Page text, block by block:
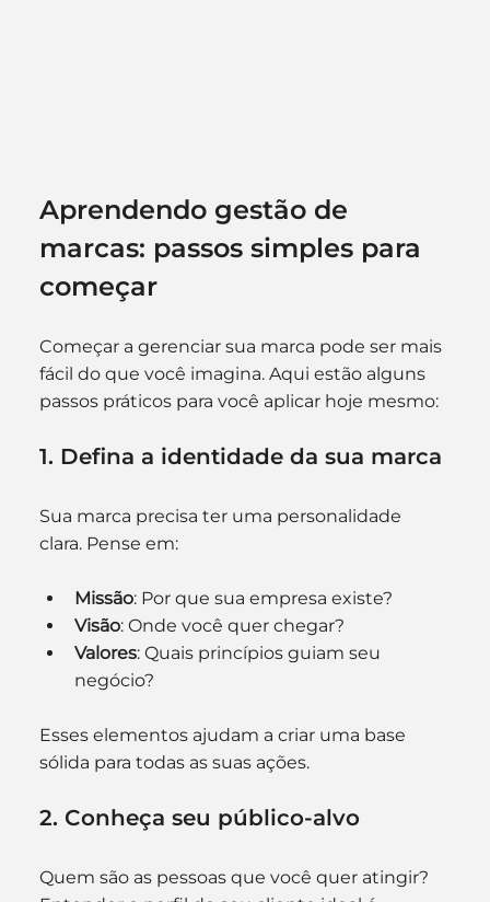
Aprendendo gestão de
marcas: passos simples para
começar
Começar a gerenciar sua marca pode ser mais
fácil do que você imagina. Aqui estão alguns
passos práticos para você aplicar hoje mesmo:
1. Defina a identidade da sua marca
Sua marca precisa ter uma personalidade
clara. Pense em:
Missão: Por que sua empresa existe?
Visão: Onde você quer chegar?
Valores: Quais princípios guiam seu
negócio?
Esses elementos ajudam a criar uma base
sólida para todas as suas ações.
2. Conheça seu público-alvo
Quem são as pessoas que você quer atingir?